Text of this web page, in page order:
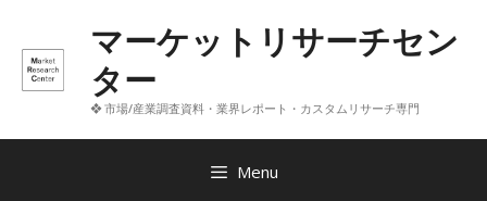
へ
マーケットリサーチセン
ター
❖ 市場/産業調査資料・業界レポート・カスタムリサーチ専門
Menu